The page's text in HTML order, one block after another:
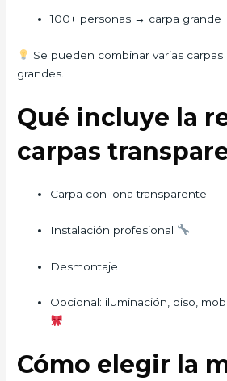
100+ personas → carpa grande
Se pueden combinar varias carpas
grandes.
Qué incluye la
carpas
Carpa con lona transparente
Instalación profesional
Desmontaje
Opcional: iluminación, piso,
Cómo elegir la